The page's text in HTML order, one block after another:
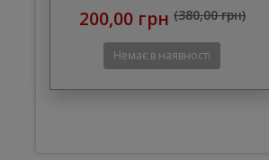
200,00 грн (380,00 грн)